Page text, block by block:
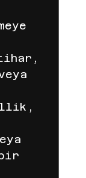
TEMU
yazıları